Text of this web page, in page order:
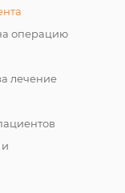
операцию
лечение